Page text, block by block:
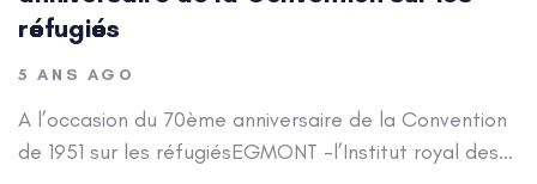
réfugiés
5 ANS AGO
A l’occasion du 70ème anniversaire de la Convention
de 1951 sur les réfugiésEGMONT -l’Institut royal des…